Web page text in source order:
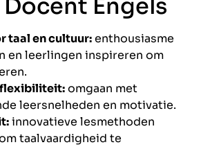
Engels
taal en cultuur:enthousiasme
en leerlingen inspireren om
flexibiliteit:omgaan met
leersnelheden en motivatie.
innovatieve lesmethoden
taalvaardigheid te